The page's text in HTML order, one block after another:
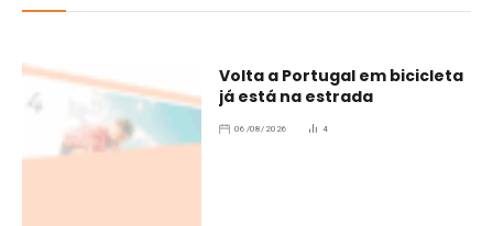
Volta a Portugal em bicicleta
já está na estrada
06/08/2026 4